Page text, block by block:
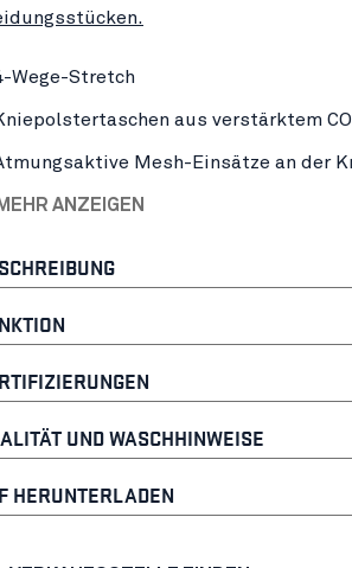
Wege-Stretch
aus verstärktem
Mesh-Einsätze an der
ANZEIGEN
UND WASCHHINWEISE
HERUNTERLADEN